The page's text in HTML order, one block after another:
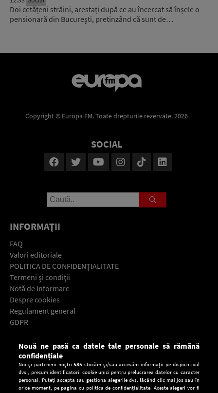
Doi cetățeni străini, arestați după ce au încercat să înșele o
pensionară din București, pretinzând că sunt de…
Copyright © Europa FM. Toate drepturile rezervate. 2026
SOCIAL
INFORMAŢII
FAQ
Valori editoriale
POLITICA DE CONFIDENŢIALITATE
Termeni şi condiţii
Notă de Informare
Despre cookies
Regulament general
GDPR
Descarcă gratuit aplicaţia Europa FM pentru smartphone:
Nouă ne pasă ca datele tale personale să rămână
confidențiale
Noi și partenerii noștri585 stocăm și/sau accesăm informații pe dispozitivul
dvs., precum identificatorii cookie unici pentru prelucrarea datelor cu caracter
personal. Puteți accepta sau gestiona alegerile dvs. făcând clic mai jos sau în
orice moment, pe pagina cu politica de confidențialitate. Aceste alegeri vor fi